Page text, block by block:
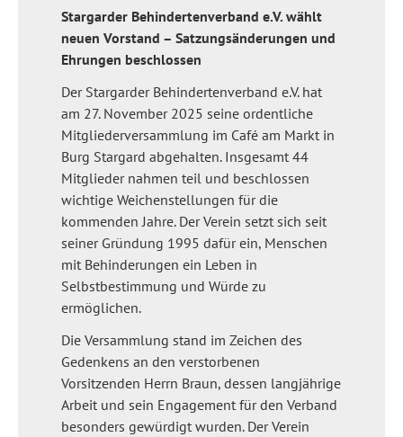
Stargarder Behindertenverband e.V. wählt
neuen Vorstand – Satzungsänderungen und
Ehrungen beschlossen
Der Stargarder Behindertenverband e.V. hat
am 27. November 2025 seine ordentliche
Mitgliederversammlung im Café am Markt in
Burg Stargard abgehalten. Insgesamt 44
Mitglieder nahmen teil und beschlossen
wichtige Weichenstellungen für die
kommenden Jahre. Der Verein setzt sich seit
seiner Gründung 1995 dafür ein, Menschen
mit Behinderungen ein Leben in
Selbstbestimmung und Würde zu
ermöglichen.
Die Versammlung stand im Zeichen des
Gedenkens an den verstorbenen
Vorsitzenden Herrn Braun, dessen langjährige
Arbeit und sein Engagement für den Verband
besonders gewürdigt wurden. Der Verein